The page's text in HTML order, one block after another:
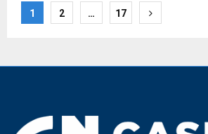
Пагинация
1 2 … 17